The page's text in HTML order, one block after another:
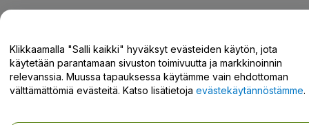
Tukikeskus / Ota meihin yhteyttä
Klikkaamalla "Salli kaikki" hyväksyt evästeiden käytön, jota
käytetään parantamaan sivuston toimivuutta ja markkinoinnin
relevanssia. Muussa tapauksessa käytämme vain ehdottoman
välttämättömiä evästeitä. Katso lisätietoja evästekäytännöstämme.